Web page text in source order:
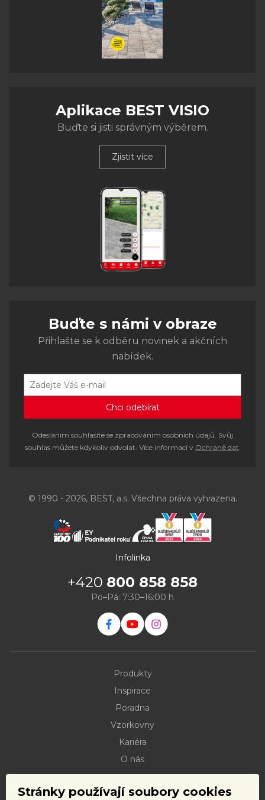
Stránky používají soubory cookies
Aplikace BEST VISIO
Buďte si jisti správným výběrem.
Zjistit více
Buďte s námi v obraze
Přihlašte se k odběru novinek a akčních
nabídek.
Odesláním souhlasíte se zpracováním osobních údajů. Svůj
souhlas můžete kdykoliv odvolat. Více informací v Ochraně dat.
© 1990 - 2026, BEST, a.s. Všechna práva vyhrazena.
Infolinka
+420 800 858 858
Po–Pá: 7:30–16:00 h
Produkty
Inspirace
Poradna
Vzorkovny
Kariéra
O nás